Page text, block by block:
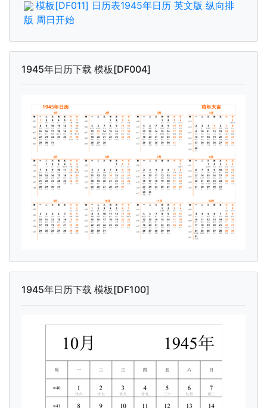
模板[DF011] 日历表1945年日历 英文版 纵向排
版 周日开始
1945年日历下载 模板[DF004]
1945年日历下载 模板[DF100]